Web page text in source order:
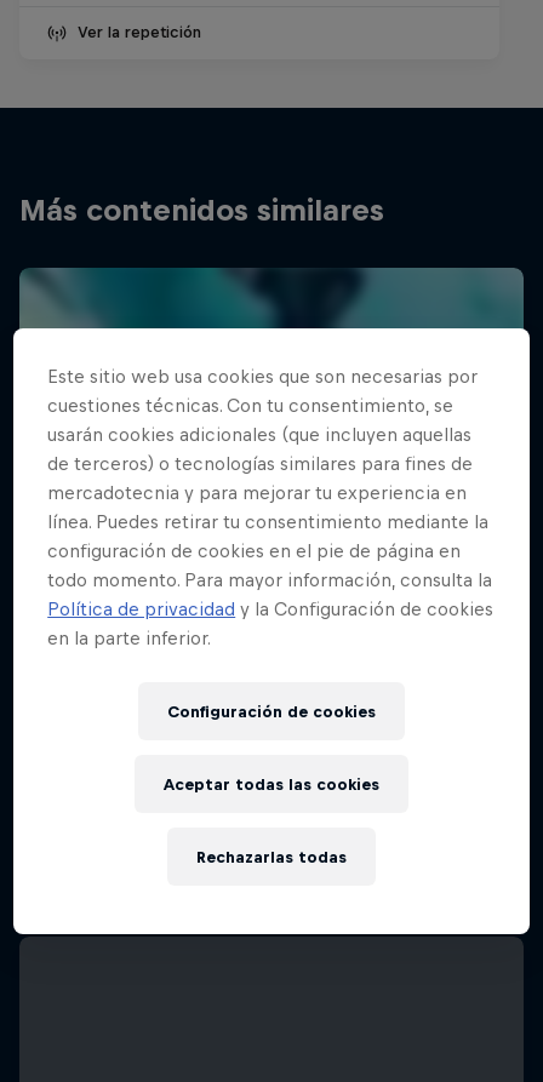
Ver la repetición
Más contenidos similares
Este sitio web usa cookies que son necesarias por
cuestiones técnicas. Con tu consentimiento, se
usarán cookies adicionales (que incluyen aquellas
de terceros) o tecnologías similares para fines de
mercadotecnia y para mejorar tu experiencia en
línea. Puedes retirar tu consentimiento mediante la
configuración de cookies en el pie de página en
todo momento. Para mayor información, consulta la
Política de privacidad y la Configuración de cookies
en la parte inferior.
Configuración de cookies
Rechazarlas todas
Aceptar todas las cookies